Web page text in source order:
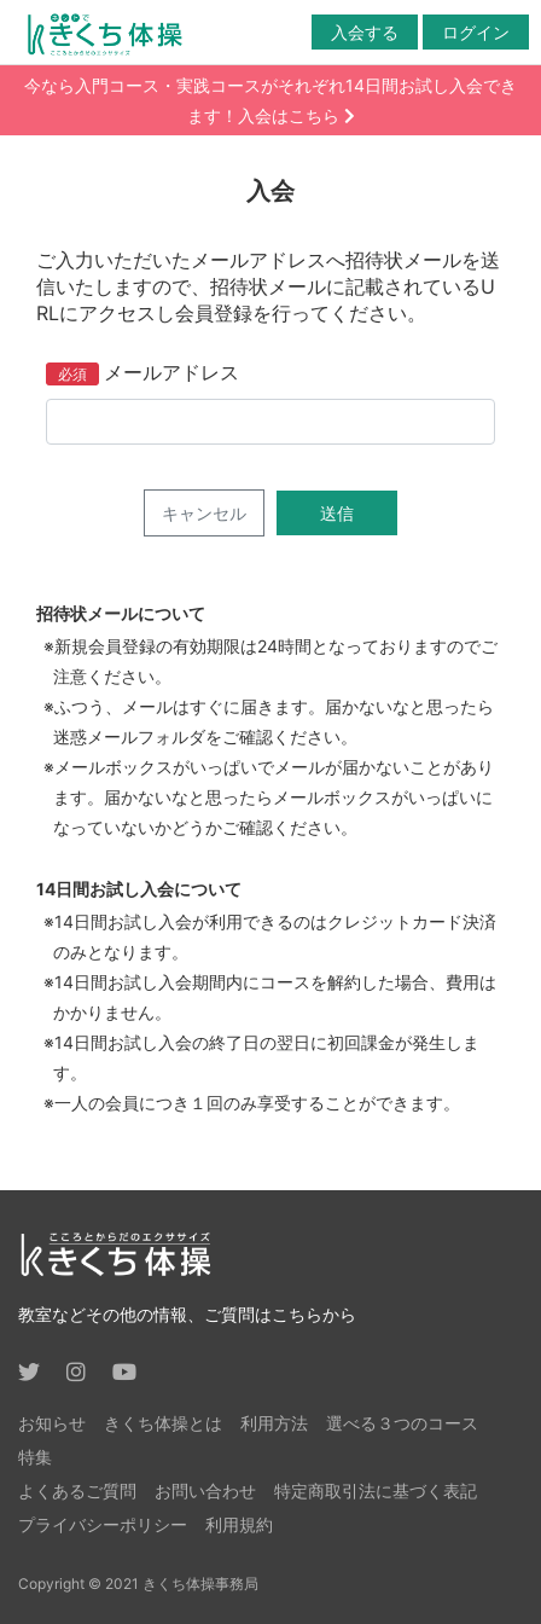
入会する ログイン
今なら入門コース・実践コースがそれぞれ14日間お試し入会でき
ます！入会はこちら
入会
ご入力いただいたメールアドレスへ招待状メールを送
信いたしますので、招待状メールに記載されているU
RLにアクセスし会員登録を行ってください。
メールアドレス
キャンセル 送信
招待状メールについて
新規会員登録の有効期限は24時間となっておりますのでご
注意ください。
ふつう、メールはすぐに届きます。届かないなと思ったら
迷惑メールフォルダをご確認ください。
メールボックスがいっぱいでメールが届かないことがあり
ます。届かないなと思ったらメールボックスがいっぱいに
なっていないかどうかご確認ください。
14日間お試し入会について
14日間お試し入会が利用できるのはクレジットカード決済
のみとなります。
14日間お試し入会期間内にコースを解約した場合、費用は
かかりません。
14日間お試し入会の終了日の翌日に初回課金が発生しま
す。
一人の会員につき１回のみ享受することができます。
教室などその他の情報、ご質問はこちらから
お知らせ きくち体操とは 利用方法
選べる３つのコース
特集
よくあるご質問
お問い合わせ
特定商取引法に基づく表記
プライバシーポリシー
利用規約
Copyright © 2021 きくち体操事務局